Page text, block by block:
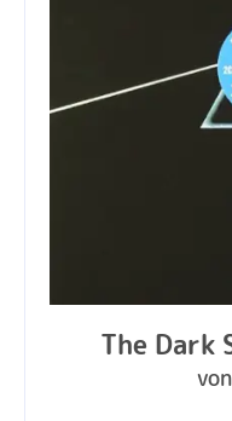
The Dark
von